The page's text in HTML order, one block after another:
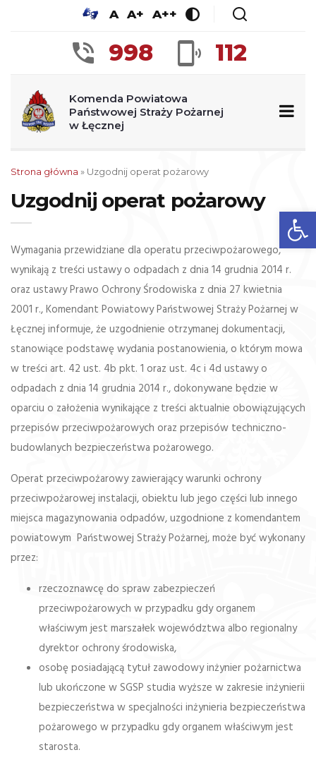
A A+ A++
998 112
Komenda Powiatowa
Państwowej Straży Pożarnej
w Łęcznej
Strona główna » Uzgodnij operat pożarowy
Uzgodnij operat pożarowy
Wymagania przewidziane dla operatu przeciwpożarowego,
wynikają z treści ustawy o odpadach z dnia 14 grudnia 2014 r.
oraz ustawy Prawo Ochrony Środowiska z dnia 27 kwietnia
2001 r., Komendant Powiatowy Państwowej Straży Pożarnej w
Łęcznej informuje, że uzgodnienie otrzymanej dokumentacji,
stanowiące podstawę wydania postanowienia, o którym mowa
w treści art. 42 ust. 4b pkt. 1 oraz ust. 4c i 4d ustawy o
odpadach z dnia 14 grudnia 2014 r., dokonywane będzie w
oparciu o założenia wynikające z treści aktualnie obowiązujących
przepisów przeciwpożarowych oraz przepisów techniczno-
budowlanych bezpieczeństwa pożarowego.
Operat przeciwpożarowy zawierający warunki ochrony
przeciwpożarowej instalacji, obiektu lub jego części lub innego
miejsca magazynowania odpadów, uzgodnione z komendantem
powiatowym Państwowej Straży Pożarnej, może być wykonany
przez:
rzeczoznawcę do spraw zabezpieczeń
przeciwpożarowych w przypadku gdy organem
właściwym jest marszałek województwa albo regionalny
dyrektor ochrony środowiska,
osobę posiadającą tytuł zawodowy inżynier pożarnictwa
lub ukończone w SGSP studia wyższe w zakresie inżynierii
bezpieczeństwa w specjalności inżynieria bezpieczeństwa
pożarowego w przypadku gdy organem właściwym jest
starosta.